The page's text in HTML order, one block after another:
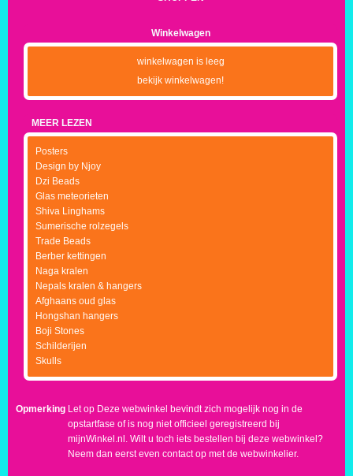
Winkelwagen
winkelwagen is leeg
bekijk winkelwagen!
MEER LEZEN
Posters
Design by Njoy
Dzi Beads
Glas meteorieten
Shiva Linghams
Sumerische rolzegels
Trade Beads
Berber kettingen
Naga kralen
Nepals kralen & hangers
Afghaans oud glas
Hongshan hangers
Boji Stones
Schilderijen
Skulls
Opmerking Let op Deze webwinkel bevindt zich mogelijk nog in de
opstartfase of is nog niet officieel geregistreerd bij
mijnWinkel.nl. Wilt u toch iets bestellen bij deze webwinkel?
Neem dan eerst even contact op met de webwinkelier.